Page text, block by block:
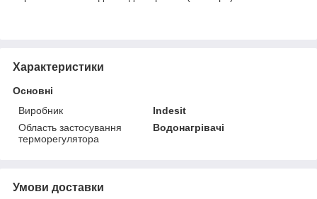
Характеристики
Основні
Виробник
Indesit
Область застосування
терморегулятора
Водонагрівачі
Умови доставки